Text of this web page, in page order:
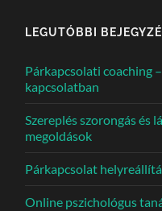
LEGUTÓBBI
Párkapcsolati coaching
kapcsolatban
Szereplés szorongás és
megoldások
Párkapcsolat
Online pszichológus